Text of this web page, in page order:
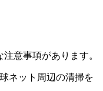
意事項があります。
ネット周辺の清掃を